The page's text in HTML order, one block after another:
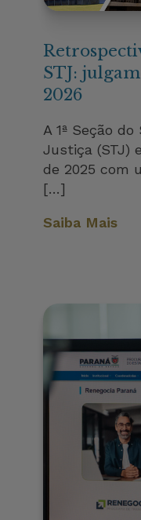
STJ:
2026
A 1ª Seção
Justiça (STJ)
de 2025 com
[…]
Saiba Mais